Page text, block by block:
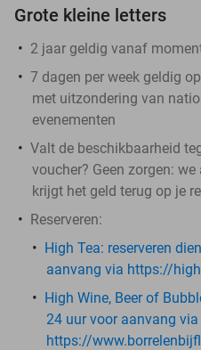
Grote kleine letters
2 jaar geldig vanaf
7 dagen per week geldig
met uitzondering van
evenementen
Valt de beschikbaarheid
voucher? Geen zorgen:
krijgt het geld terug op je
Reserveren:
High Tea: ​ reserveren
aanvang via https://
High Wine, Beer of
24 uur voor aanvang via
https://